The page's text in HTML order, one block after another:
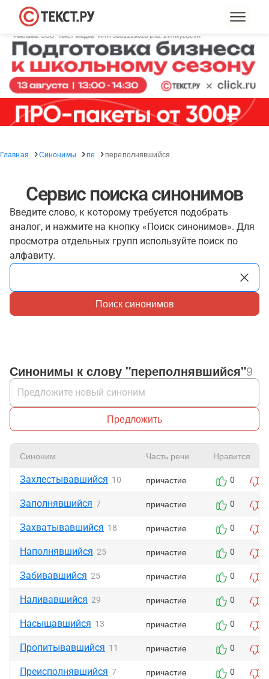
Главная Синонимы пе переполнявшийся
Сервис поиска синонимов
Введите слово, к которому требуется подобрать
аналог, и нажмите на кнопку «Поиск синонимов». Для
просмотра отдельных групп используйте поиск по
алфавиту.
Поиск синонимов
Синонимы к слову "переполнявшийся"9
Предложить
Синоним Часть речи Нравится
Захлестывавшийся 10 причастие 0
Заполнявшийся 7 причастие 0
Захватывавшийся 18 причастие 0
Наполнявшийся 25 причастие 0
Забивавшийся 25 причастие 0
Наливавшийся 29 причастие 0
Насыщавшийся 13 причастие 0
Пропитывавшийся 11 причастие 0
Преисполнявшийся 7 причастие 0